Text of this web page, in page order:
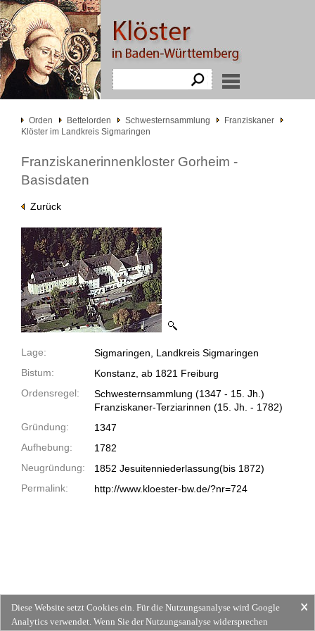
Orden Bettelorden Schwesternsammlung
Franziskaner
Klöster im Landkreis Sigmaringen
Franziskanerinnenkloster Gorheim -
Basisdaten
Zurück
Lage:
Sigmaringen, Landkreis Sigmaringen
Bistum:
Konstanz, ab 1821 Freiburg
Ordensregel:
Schwesternsammlung (1347 - 15. Jh.)
Franziskaner-Terziarinnen (15. Jh. - 1782)
Gründung:
1347
Aufhebung:
1782
Neugründung:
1852 Jesuitenniederlassung(bis 1872)
Permalink:
http://www.kloester-bw.de/?nr=724
Diese Website setzt Cookies ein. Für die Nutzungsanalyse wird Google
Analytics verwendet. Wenn Sie der Nutzungsanalyse widersprechen